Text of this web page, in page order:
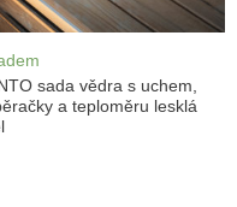
sada vědra s uchem,
a teploměru lesklá